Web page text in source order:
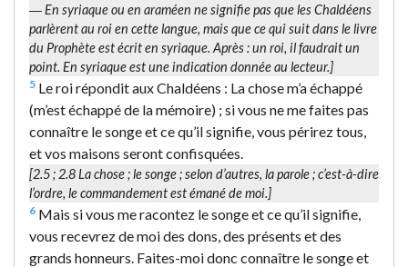
―En syriaqueou en araméen ne signifie pas que les Chaldéens
parlèrent au roi en cette langue, mais que ce qui suit dans le livre
du Prophète est écrit en syriaque. Après :un roi, il faudrait un
point. En syriaqueest une indication donnée au lecteur.]
5 Le roi répondit aux Chaldéens : La chose m’a échappé
(m’est échappé de la mémoire) ; si vous ne me faites pas
connaître le songe et ce qu’il signifie, vous périrez tous,
et vos maisons seront confisquées.
[2.5 ; 2.8La chose; le songe ; selon d’autres, la parole; c’est-à-dire
l’ordre, le commandement est émané de moi.]
6 Mais si vous me racontez le songe et ce qu’il signifie,
vous recevrez de moi des dons, des présents et des
grands honneurs. Faites-moi donc connaître le songe et